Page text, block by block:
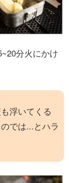
分火にかけ
浮いてくる
では...とハラ